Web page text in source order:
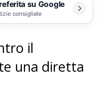
su Google
consigliate
il
una diretta